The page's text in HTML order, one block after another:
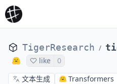
TigerResearch /
like
0
文本生成
Transformers